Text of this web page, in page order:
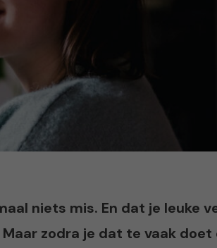
niets mis. En dat je leuke
zodra je dat te vaak doet